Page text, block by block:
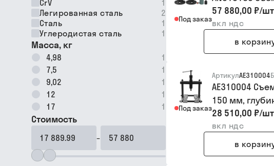
CrV
1
Легированная сталь
2
Сталь
1
Углеродистая сталь
1
Масса, кг
4,98
1
7,5
1
9,02
1
12
1
17
1
Стоимость
–
Под заказ
57 880,00 ₽/шт
вкл ндс
в
Под заказ
АртикулAE310004
AE310004
150 мм,
28 510,00 ₽/шт
вкл ндс
в